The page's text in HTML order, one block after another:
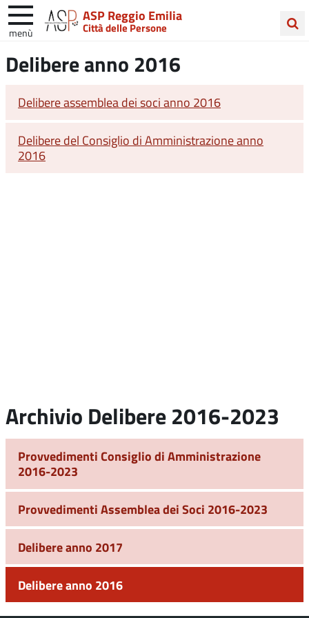
ASP Reggio Emilia
Città delle Persone
menù
nelDelibere anno 2016
Delibere assemblea dei soci anno 2016
Delibere del Consiglio di Amministrazione anno
2016
Archivio Delibere 2016-2023
Provvedimenti Consiglio di Amministrazione
2016-2023
Provvedimenti Assemblea dei Soci 2016-2023
Delibere anno 2017
Delibere anno 2016